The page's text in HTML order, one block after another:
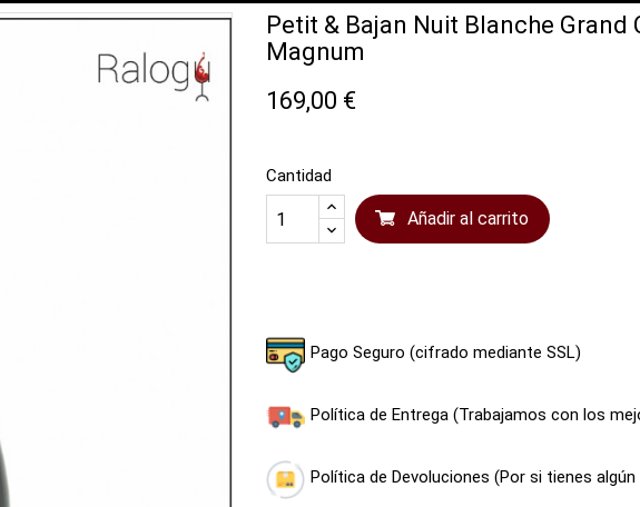
Petit & Bajan Nuit Blanche Grand
Magnum
169,00 €
Cantidad
Añadir al carrito
Pago Seguro (cifrado mediante SSL)
Política de Entrega (Trabajamos con los
Política de Devoluciones (Por si tienes